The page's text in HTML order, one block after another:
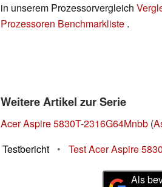
in unserem Prozessorvergleich
Prozessoren Benchmarkliste .
Weitere Artikel zur Serie
Acer Aspire 5830T-2316G64Mnbb (
Testbericht
• Test Acer Aspire
Als